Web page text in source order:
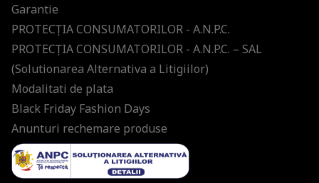
Garantie
PROTECŢIA CONSUMATORILOR - A.N.P.C.
PROTECŢIA CONSUMATORILOR - A.N.P.C. – SAL
(Solutionarea Alternativa a Litigiilor)
Modalitati de plata
Black Friday Fashion Days
Anunturi rechemare produse